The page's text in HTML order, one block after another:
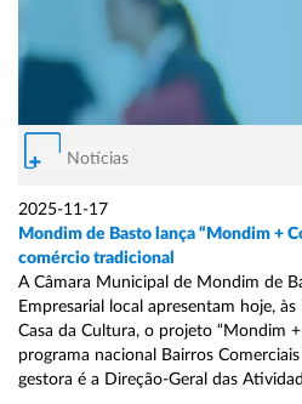
Notícias
2025-11-17
Mondim de Basto lança “Mondim +
comércio tradicional
A Câmara Municipal de Mondim de
Empresarial local apresentam hoje,
Casa da Cultura, o projeto “Mondim
programa nacional Bairros
gestora é a Direção-Geral das